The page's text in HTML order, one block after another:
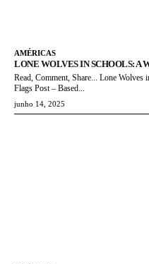
AMÉRICAS
LONE WOLVES IN SCHOOLS: A
Read, Comment, Share... Lone Wolves
Flags Post – Based...
junho 14, 2025